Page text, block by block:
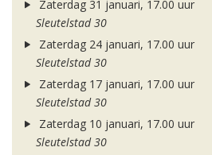
Zaterdag 31 januari, 17.00 uur
Sleutelstad 30
Zaterdag 24 januari, 17.00 uur
Sleutelstad 30
Zaterdag 17 januari, 17.00 uur
Sleutelstad 30
Zaterdag 10 januari, 17.00 uur
Sleutelstad 30